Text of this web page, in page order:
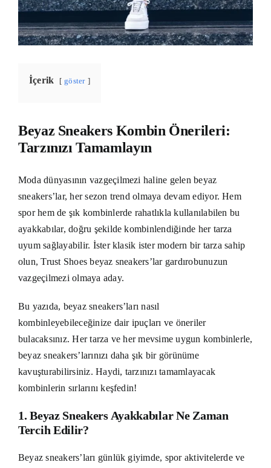
İçerik göster
Beyaz Sneakers Kombin Önerileri:
Tarzınızı Tamamlayın
Moda dünyasının vazgeçilmezi haline gelen beyaz
sneakers’lar, her sezon trend olmaya devam ediyor. Hem
spor hem de şık kombinlerde rahatlıkla kullanılabilen bu
ayakkabılar, doğru şekilde kombinlendiğinde her tarza
uyum sağlayabilir. İster klasik ister modern bir tarza sahip
olun, Trust Shoes beyaz sneakers’lar gardırobunuzun
vazgeçilmezi olmaya aday.
Bu yazıda, beyaz sneakers’ları nasıl
kombinleyebileceğinize dair ipuçları ve öneriler
bulacaksınız. Her tarza ve her mevsime uygun kombinlerle,
beyaz sneakers’larınızı daha şık bir görünüme
kavuşturabilirsiniz. Haydi, tarzınızı tamamlayacak
kombinlerin sırlarını keşfedin!
1. Beyaz Sneakers Ayakkabılar Ne Zaman
Tercih Edilir?
Beyaz sneakers’ları günlük giyimde, spor aktivitelerde ve